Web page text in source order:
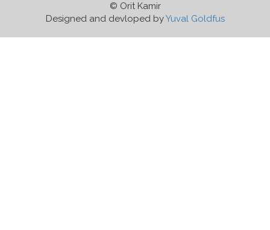
© Orit Kamir
Designed and devloped byYuval Goldfus